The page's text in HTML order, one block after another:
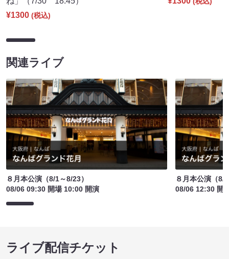
¥1300 (税込)
関連ライブ
８月本公演（8/1～8/23）
08/06 09:30 開場 10:00 開演
８月本公演（8/
08/06 12:30 開
ライブ配信チケット